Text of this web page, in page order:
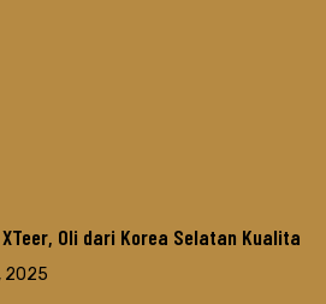
Oli dari Korea Selatan Kualita
2025